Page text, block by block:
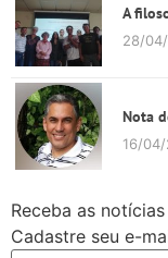
A
28/
Nota
16/
Receba as
Cadastre seu e-